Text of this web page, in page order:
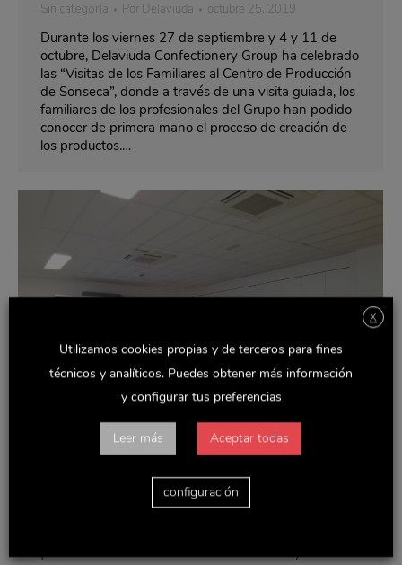
Sin categoría Por Delaviuda octubre 25, 2019
Durante los viernes 27 de septiembre y 4 y 11 de
octubre, Delaviuda Confectionery Group ha celebrado
las “Visitas de los Familiares al Centro de Producción
de Sonseca”, donde a través de una visita guiada, los
familiares de los profesionales del Grupo han podido
conocer de primera mano el proceso de creación de
los productos.…
Delaviuda Confectionery Group
X
Utilizamos cookies propias y de terceros para fines
técnicos y analíticos. Puedes obtener más información
y configurar tus preferencias
Leer más Aceptar todas
configuración